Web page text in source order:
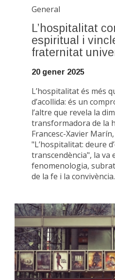
General
L’hospitalitat
espiritual i
fraternitat
20 gener 2025
L’hospitalitat és més
d’acollida: és un
l’altre que revela la
transformadora de la
Francesc-Xavier
"L’hospitalitat: deure
transcendència", la va
fenomenologia,
de la fe i la convivència.